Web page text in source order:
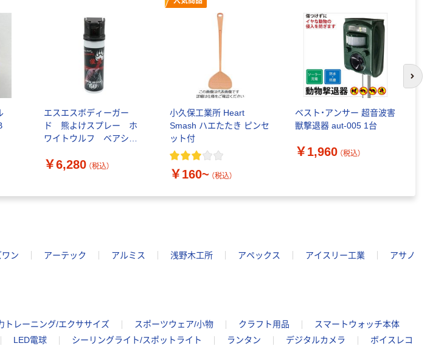
エスエスボディーガー
ド 熊よけスプレー ホ
ワイトウルフ ベアシー
１本
￥6,280 （税込）
小久保工業所 Heart
Smash ハエたたき ピンセ
ット付
￥160~ （税込）
ベスト・アンサー 超音波害
獣撃退器 aut-005 1台
￥1,960 （税込）
次
ワン アーテック アルミス 浅野木工所 アペックス アイスリー工業
アサノ
トレーニング/エクササイズ スポーツウェア/小物 クラフト用品
スマートウォッチ本体
LED電球 シーリングライト/スポットライト ランタン デジタルカメラ
ボイスレコ